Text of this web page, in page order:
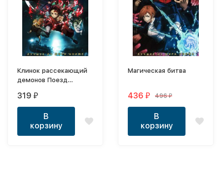
Клинок рассекающий
демонов Поезд
319 ₽
В
корзину
Магическая битва
436 ₽ 496₽
В
корзину